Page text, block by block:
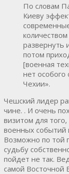
По словам
Киеву
развернуть
потом
[военная
нет
Чехии».
Чешский лидер
чине. . И очень
визитом для
военных событий
Возможно по той
судьбу
пойдет не так.
самой Восточной